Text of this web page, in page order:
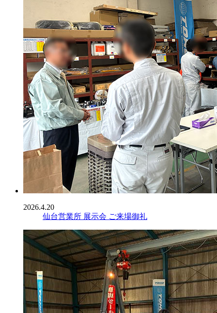
2026.4.20
仙台営業所 展示会 ご来場御礼